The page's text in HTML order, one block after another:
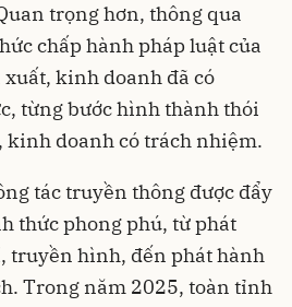
trọng hơn, thông qua
chấp hành pháp luật của
xuất, kinh doanh đã có
từng bước hình thành thói
kinh doanh có trách nhiệm.
tác truyền thông được đẩy
thức phong phú, từ phát
truyền hình, đến phát hành
Trong năm 2025, toàn tỉnh